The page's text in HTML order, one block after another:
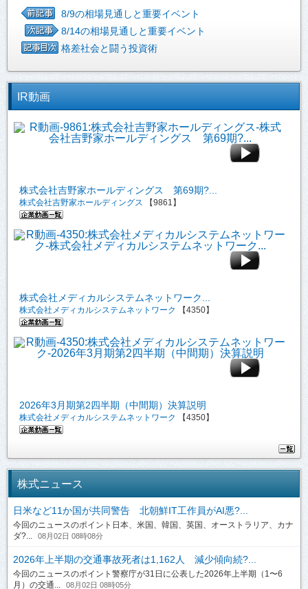
8/9の相場見通しと重要イベント
8/14の相場見通しと重要イベント
格差社会と闘う投資術
IR動画
株式会社吉野家ホールディングス 第69期?...
株式会社吉野家ホールディングス 【9861】
株式会社メディカルシステムネットワーク...
株式会社メディカルシステムネットワーク 【4350】
2026年3月期第2四半期（中間期）決算説明
株式会社メディカルシステムネットワーク 【4350】
株式ニュース
日米など11か国が共同警告 北朝鮮IT工作員がAI悪?...
今回のニュースのポイント日本、米国、韓国、英国、オーストラリア、カナ
ダ?...
08月02日 08時08分
2026年上半期の交通事故死者は1,162人 減少傾向続?...
今回のニュースのポイント警察庁が31日に公表した2026年上半期（1〜6
月）の交通...
08月02日 08時05分